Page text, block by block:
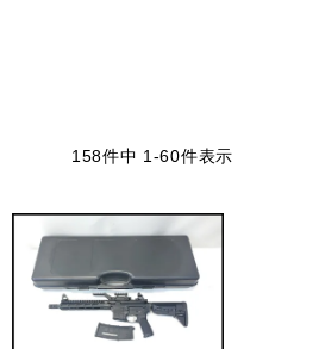
158件中 1 -60件表示